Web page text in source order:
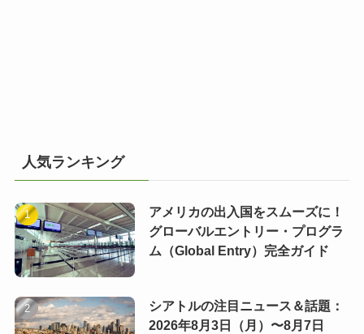
人気ランキング
アメリカの出入国をスムーズに！
グローバルエントリー・プログラ
ム（Global Entry）完全ガイド
シアトルの注目ニュース＆話題：
2026年8月3日（月）〜8月7日